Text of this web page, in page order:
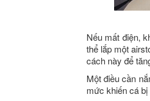
Nếu mất điện,
thể lắp một
cách này để
Một điều cần
mức khiến cá bị